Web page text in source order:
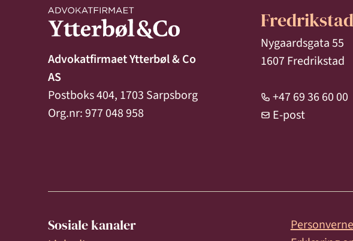
Advokatfirmaet Ytterbøl & Co
AS
Postboks 404, 1703 Sarpsborg
Org.nr: 977 048 958
Fredrikstad
Nygaardsgata 55
1607 Fredrikstad
+47 69 36 60 00
E-post
Sosiale kanaler